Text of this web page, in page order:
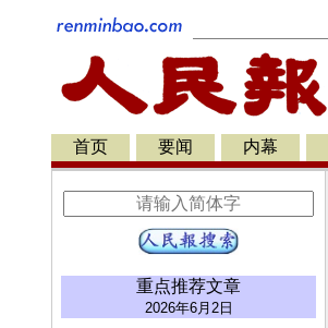
首页 要闻 内幕
重点推荐文章
2026年6月2日